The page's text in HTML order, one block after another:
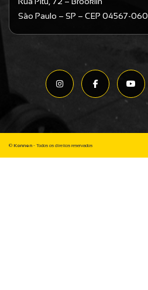
São Paulo – SP – CEP 04567-060
© Konnen - Todos os direitos reservados